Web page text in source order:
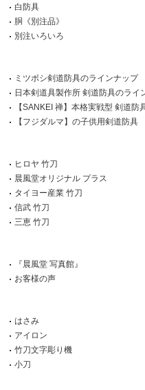
白防具
胴《別注品》
別注いろいろ
ミツボシ剣道防具のラインナップ
日本剣道具製作所 剣道防具のライ
【SANKEI 禅】本格実戦型 剣道
【フジダルマ】の子供用剣道防具
ヒロヤ 竹刀
晨風堂オリジナル プラス
タイヨー産業 竹刀
信武 竹刀
三恵 竹刀
『晨風堂 写真館』
お客様の声
はさみ
アイロン
竹刀文字彫り機
小刀